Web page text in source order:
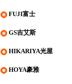
FUJI富士
GS吉艾斯
HIKARIYA光屋
HOYA豪雅